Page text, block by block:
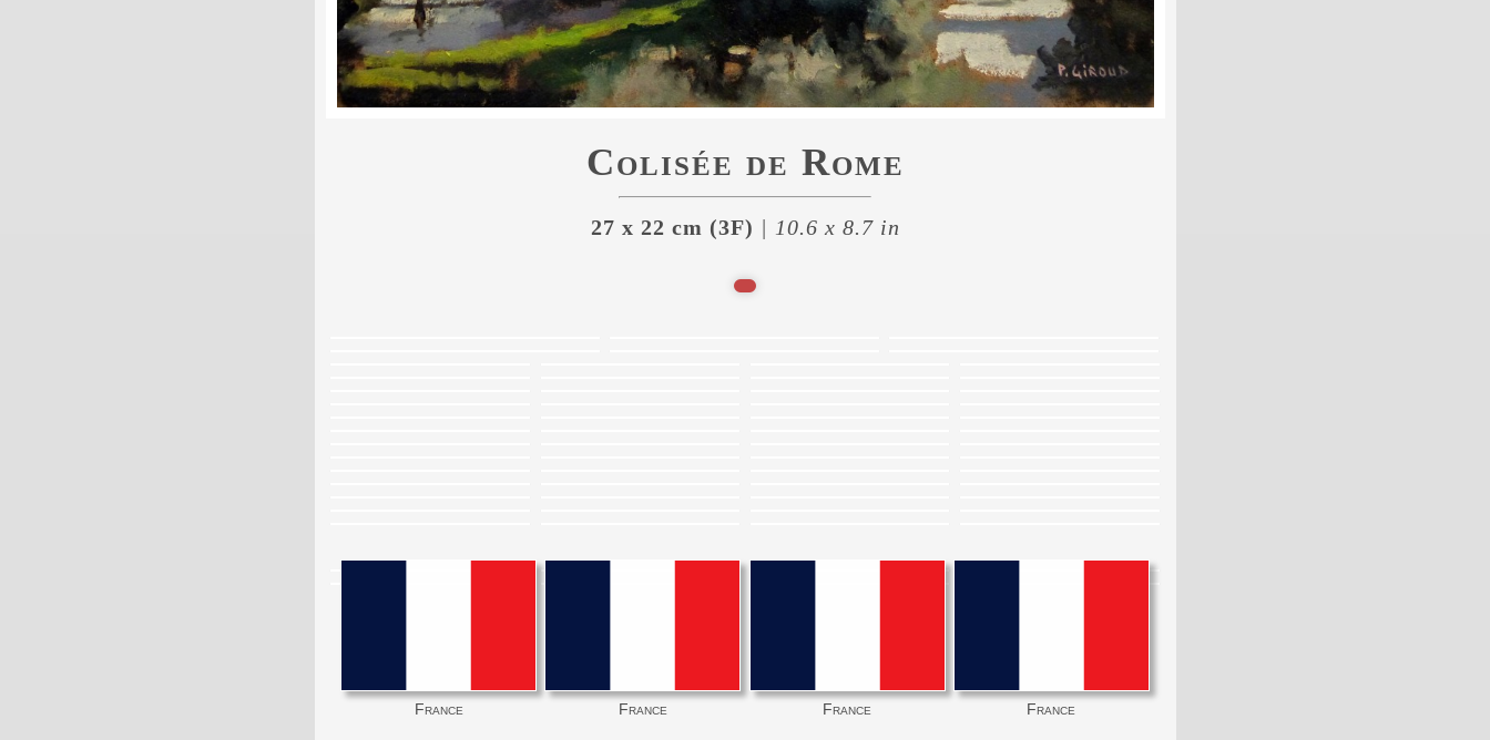
Colisée de Rome
27 x 22 cm (3F) | 10.6 x 8.7 in
France France France France